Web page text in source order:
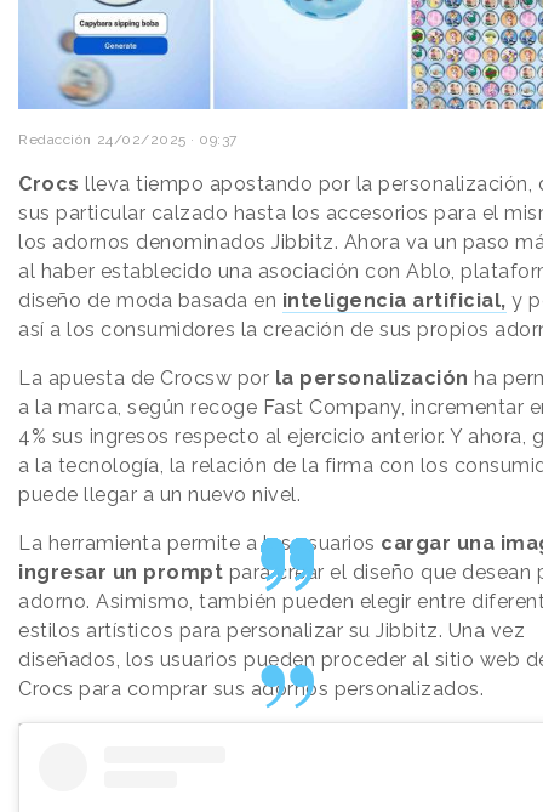
Redacción 24/02/2025 · 09:37
Crocs lleva tiempo apostando por la personalización,
sus particular calzado hasta los accesorios para el
los adornos denominados Jibbitz. Ahora va un paso
al haber establecido una asociación con Ablo,
diseño de moda basada en inteligencia artificial, y
así a los consumidores la creación de sus propios
La apuesta de Crocsw por la personalización ha
a la marca, según recoge Fast Company, incrementar
4% sus ingresos respecto al ejercicio anterior. Y ahora,
a la tecnología, la relación de la firma con los
puede llegar a un nuevo nivel.
La herramienta permite a los usuarios cargar una
ingresar un prompt para crear el diseño que desean
adorno. Asimismo, también pueden elegir entre
estilos artísticos para personalizar su Jibbitz. Una vez
diseñados, los usuarios pueden proceder al sitio web
Crocs para comprar sus adornos personalizados.